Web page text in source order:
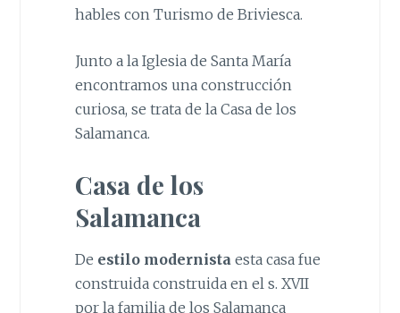
hables con Turismo de Briviesca.
Junto a la Iglesia de Santa María
encontramos una construcción
curiosa, se trata de la Casa de los
Salamanca.
Casa de los
Salamanca
De estilo modernista esta casa fue
construida construida en el s. XVII
por la familia de los Salamanca